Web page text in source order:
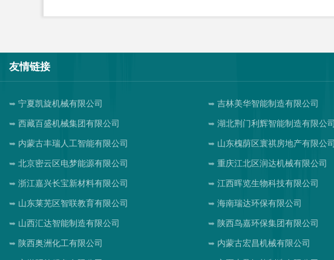
友情链接
宁夏凯旋机械有限公司 吉林美华智能制造有限公司
西藏百盛机械集团有限公司 湖北荆门利辉智能制造有限公司
内蒙古丰瑞人工智能有限公司 山东槐荫区寰祺房地产有限公司
北京密云区电梦能源有限公司 重庆江北区润达机械有限公司
浙江嘉兴长宝新材料有限公司 江西晖览生物科技有限公司
山东莱芜区智联教育有限公司 海南瑞达环保有限公司
山西汇达智能制造有限公司 陕西鸟嘉环保集团有限公司
陕西奥洲化工有限公司 内蒙古宏昌机械有限公司